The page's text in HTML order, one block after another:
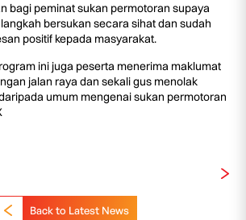
bagi peminat sukan permotoran supaya
bersukan secara sihat dan sudah
positif kepada masyarakat.
ini juga peserta menerima maklumat
jalan raya dan sekali gus menolak
umum mengenai sukan permotoran
Back to Latest News